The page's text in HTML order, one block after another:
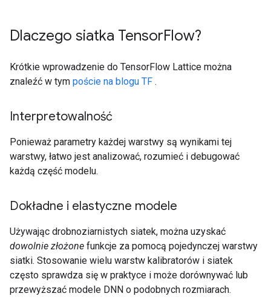
Dlaczego siatka TensorFlow?
Krótkie wprowadzenie do TensorFlow Lattice można
znaleźć w tym poście na blogu TF .
Interpretowalność
Ponieważ parametry każdej warstwy są wynikami tej
warstwy, łatwo jest analizować, rozumieć i debugować
każdą część modelu.
Dokładne i elastyczne modele
Używając drobnoziarnistych siatek, można uzyskać
dowolnie złożone funkcje za pomocą pojedynczej warstwy
siatki. Stosowanie wielu warstw kalibratorów i siatek
często sprawdza się w praktyce i może dorównywać lub
przewyższać modele DNN o podobnych rozmiarach.